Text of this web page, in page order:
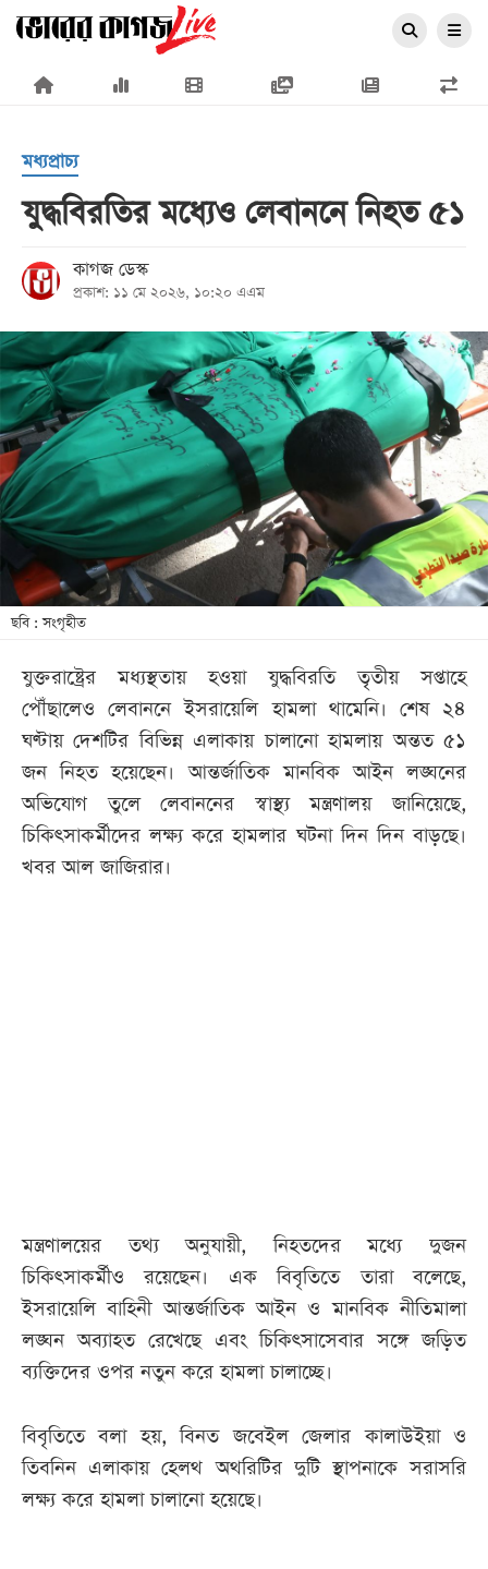
×
প্রচ্ছদ
রাজনীতি
অর্থনীতি
আন্তর্জাতিক
সারাদেশ
খেলা
বিনোদন
লাইফ
স্টাইল
তথ্যপ্রযুক্তি
সব
বিভাগ
ছবি
মধ্যপ্রাচ্য
যুদ্ধবিরতির মধ্যেও লেবাননে নিহত ৫১
কাগজ ডেস্ক
প্রকাশ: ১১ মে ২০২৬, ১০:২০ এএম
ছবি : সংগৃহীত
যুক্তরাষ্ট্রের মধ্যস্থতায় হওয়া যুদ্ধবিরতি তৃতীয় সপ্তাহে
পৌঁছালেও লেবাননে ইসরায়েলি হামলা থামেনি। শেষ ২৪
ঘণ্টায় দেশটির বিভিন্ন এলাকায় চালানো হামলায় অন্তত ৫১
জন নিহত হয়েছেন। আন্তর্জাতিক মানবিক আইন লঙ্ঘনের
অভিযোগ তুলে লেবাননের স্বাস্থ্য মন্ত্রণালয় জানিয়েছে,
চিকিৎসাকর্মীদের লক্ষ্য করে হামলার ঘটনা দিন দিন বাড়ছে।
খবর আল জাজিরার।
মন্ত্রণালয়ের তথ্য অনুযায়ী, নিহতদের মধ্যে দুজন
চিকিৎসাকর্মীও রয়েছেন। এক বিবৃতিতে তারা বলেছে,
ইসরায়েলি বাহিনী আন্তর্জাতিক আইন ও মানবিক নীতিমালা
লঙ্ঘন অব্যাহত রেখেছে এবং চিকিৎসাসেবার সঙ্গে জড়িত
ব্যক্তিদের ওপর নতুন করে হামলা চালাচ্ছে।
বিবৃতিতে বলা হয়, বিনত জবেইল জেলার কালাউইয়া ও
তিবনিন এলাকায় হেলথ অথরিটির দুটি স্থাপনাকে সরাসরি
লক্ষ্য করে হামলা চালানো হয়েছে।